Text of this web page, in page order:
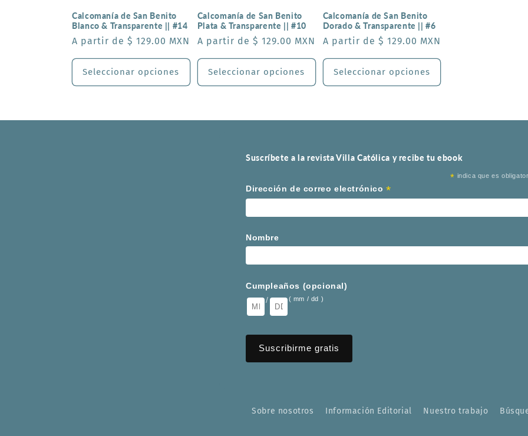
Calcomanía de San Benito
Blanco & Transparente || #14
Precio
habitual
A partir de $ 129.00 MXN
Seleccionar opciones
Calcomanía de San Benito
Plata & Transparente || #10
Precio
habitual
A partir de $ 129.00 MXN
Seleccionar opciones
Calcomanía de San Benito
Dorado & Transparente || #6
Precio
habitual
A partir de $ 129.00 MXN
Seleccionar opciones
Suscríbete a la revista Villa Católica y recibe tu ebook
* indica que es
Dirección de correo electrónico*
Nombre
Cumpleaños (opcional)
/
( mm / dd )
Sobre nosotros Información Editorial Nuestro trabajo